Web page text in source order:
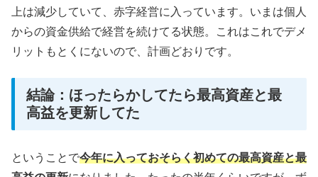
上は減少していて、赤字経営に入っています。いまは個人
からの資金供給で経営を続けてる状態。これはこれでデメ
リットもとくにないので、計画どおりです。
結論：ほったらかしてたら最高資産と最
高益を更新してた
ということで今年に入っておそらく初めての最高資産と最